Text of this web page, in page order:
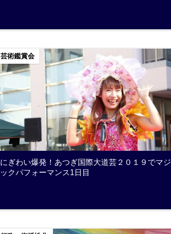
芸術鑑賞会
にぎわい爆発！あつぎ国際大道芸２０１９でマジ
ックパフォーマンス1日目